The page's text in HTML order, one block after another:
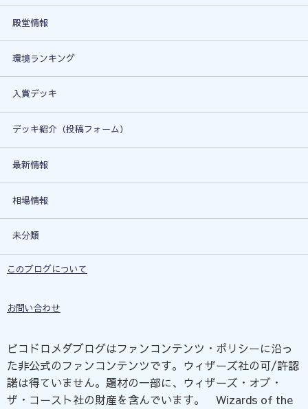
殿堂情報
環境ランキング
入賞デッキ
デッキ紹介（投稿フォーム）
最新情報
相場情報
未分類
このブログについて
お問い合わせ
ピコドロメダブログはファンコンテンツ・ポリシーに沿っ
た非公式のファンコンテンツです。ウィザーズ社の可/許認
諾は得ていません。題材の一部に、ウィザーズ・オブ・
ザ・コースト社の財産を含んでいます。©Wizards of the